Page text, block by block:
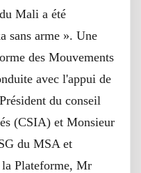
Mali a été
sans arme ». Une
des Mouvements
avec l'appui de
du conseil
(CSIA) et Monsieur
du MSA et
la Plateforme, Mr